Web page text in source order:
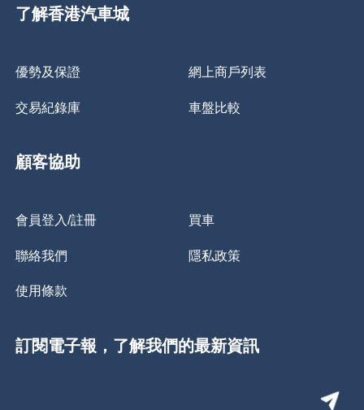
了解香港汽車城
優勢及保證 網上商戶列表
交易紀錄庫 車盤比較
顧客協助
會員登入/註冊 買車
聯絡我們 隱私政策
使用條款
訂閱電子報，了解我們的最新資訊